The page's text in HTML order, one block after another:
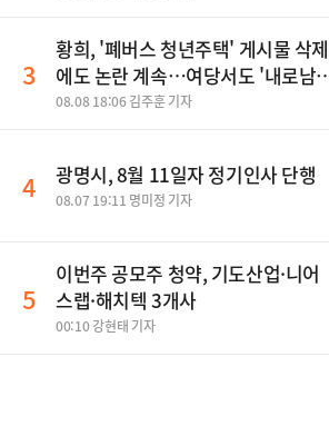
3
황희, '폐버스 청년주택' 게시물 삭제
에도 논란 계속…여당서도 '내로남
불' 비판
08.08 18:06 김주훈 기자
4 광명시, 8월 11일자 정기인사 단행
08.07 19:11 명미정 기자
5
이번주 공모주 청약, 기도산업·니어
스랩·해치텍 3개사
00:10 강현태 기자